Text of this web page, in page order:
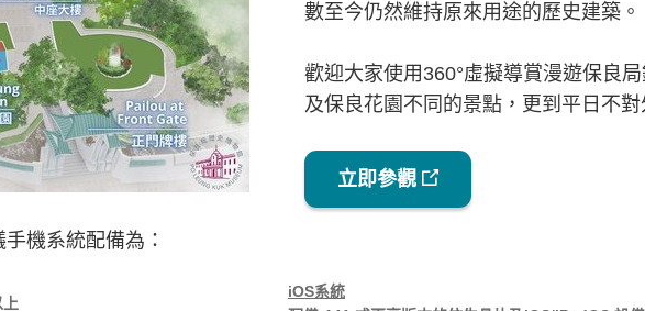
數至今仍然維持原來用途的歷史建築。
歡迎大家使用360°虛擬導賞漫遊保良
及保良花園不同的景點，更到平日不對
立即參觀
機系統配備為：
iOS系統